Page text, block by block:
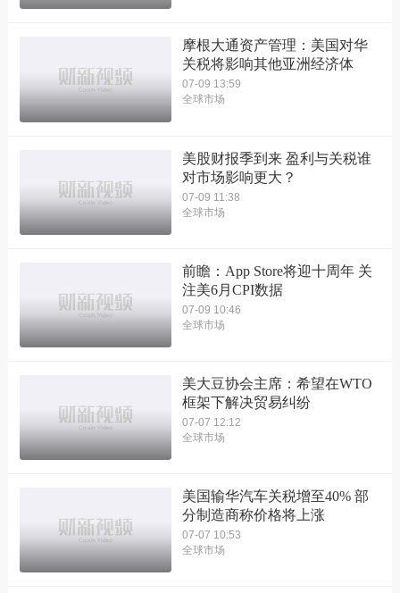
摩根大通资产管理：美国对华
关税将影响其他亚洲经济体
07-09 13:59
全球市场
美股财报季到来 盈利与关税谁
对市场影响更大？
07-09 11:38
全球市场
前瞻：App Store将迎十周年 关
注美6月CPI数据
07-09 10:46
全球市场
美大豆协会主席：希望在WTO
框架下解决贸易纠纷
07-07 12:12
全球市场
美国输华汽车关税增至40% 部
分制造商称价格将上涨
07-07 10:53
全球市场